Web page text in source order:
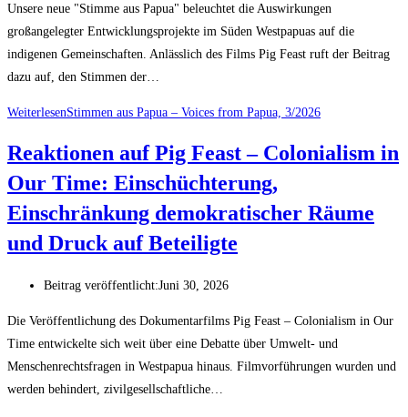
Unsere neue "Stimme aus Papua" beleuchtet die Auswirkungen
großangelegter Entwicklungsprojekte im Süden Westpapuas auf die
indigenen Gemeinschaften. Anlässlich des Films Pig Feast ruft der Beitrag
dazu auf, den Stimmen der…
WeiterlesenStimmen aus Papua – Voices from Papua, 3/2026
Reaktionen auf Pig Feast – Colonialism in
Our Time: Einschüchterung,
Einschränkung demokratischer Räume
und Druck auf Beteiligte
Beitrag veröffentlicht:Juni 30, 2026
Die Veröffentlichung des Dokumentarfilms Pig Feast – Colonialism in Our
Time entwickelte sich weit über eine Debatte über Umwelt- und
Menschenrechtsfragen in Westpapua hinaus. Filmvorführungen wurden und
werden behindert, zivilgesellschaftliche…